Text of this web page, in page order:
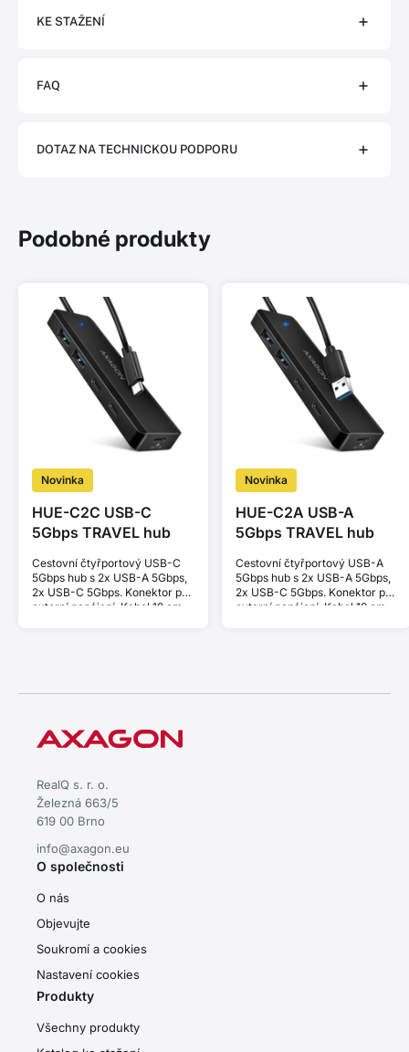
KE STAŽENÍ
FAQ
DOTAZ NA TECHNICKOU PODPORU
Podobné produkty
Novinka
HUE-C2C USB-C
5Gbps TRAVEL hub
Cestovní čtyřportový USB-C
5Gbps hub s 2x USB-A 5Gbps,
2x USB-C 5Gbps. Konektor pro
externí napájení. Kabel 19 cm.
Novinka
HUE-C2A USB-A
5Gbps TRAVEL hub
Cestovní čtyřportový USB-A
5Gbps hub s 2x USB-A 5Gbps,
2x USB-C 5Gbps. Konektor pro
externí napájení. Kabel 19 cm.
RealQ s. r. o.
Železná 663/5
619 00 Brno
info@axagon.eu
O společnosti
O nás
Objevujte
Soukromí a cookies
Nastavení cookies
Produkty
Všechny produkty